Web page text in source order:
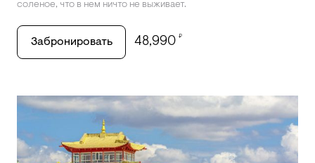
соленое, что в нем ничто не выживает.
Забронировать 48,990 ₽